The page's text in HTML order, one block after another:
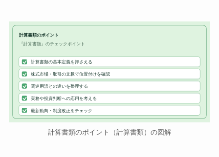
計算書類のポイント
『計算書類』のチェックポイント
計算書類の基本定義を押さえる
株式市場・取引の文脈で位置付けを確認
関連用語との違いを整理する
実務や投資判断への応用を考える
最新動向・制度改正をチェック
計算書類のポイント（計算書類）の図解